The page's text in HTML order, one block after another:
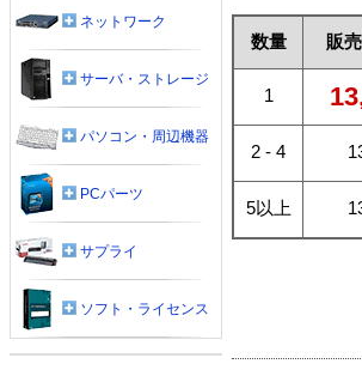
数量 販
1
2 - 4
5以上
ネットワーク
サーバ・ストレージ
パソコン・周辺機器
PCパーツ
サプライ
ソフト・ライセンス